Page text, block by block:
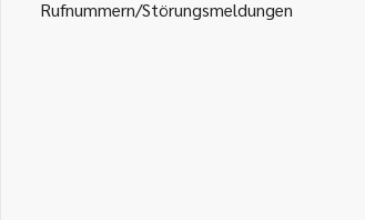
Rufnummern/Störungsmeldungen